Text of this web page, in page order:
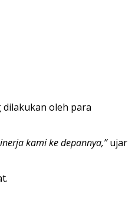
dilakukan oleh para
kami ke depannya,”ujar